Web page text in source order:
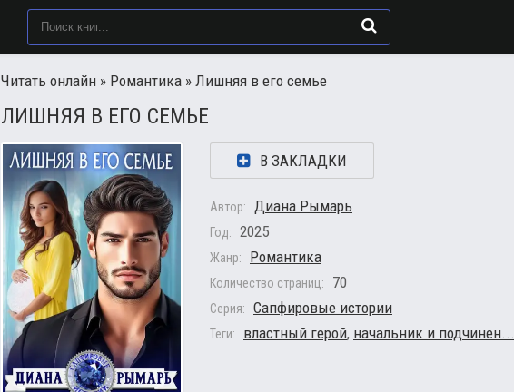
Читать онлайн » Романтика » Лишняя в его семье
ЛИШНЯЯ В ЕГО СЕМЬЕ
В ЗАКЛАДКИ
Автор: Диана Рымарь
Год: 2025
Жанр: Романтика
Количество страниц: 70
Серия: Сапфировые истории
Теги: властный герой, начальник и подчинен...